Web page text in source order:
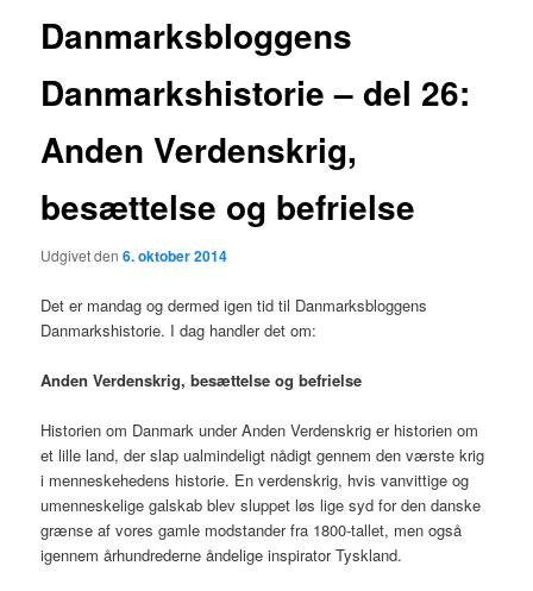
Danmarksbloggens
Danmarkshistorie – del 26:
Anden Verdenskrig,
besættelse og befrielse
Udgivet den6. oktober 2014
Det er mandag og dermed igen tid til Danmarksbloggens
Danmarkshistorie. I dag handler det om:
Anden Verdenskrig, besættelse og befrielse
Historien om Danmark under Anden Verdenskrig er historien om
et lille land, der slap ualmindeligt nådigt gennem den værste krig
i menneskehedens historie. En verdenskrig, hvis vanvittige og
umenneskelige galskab blev sluppet løs lige syd for den danske
grænse af vores gamle modstander fra 1800-tallet, men også
igennem århundrederne åndelige inspirator Tyskland.